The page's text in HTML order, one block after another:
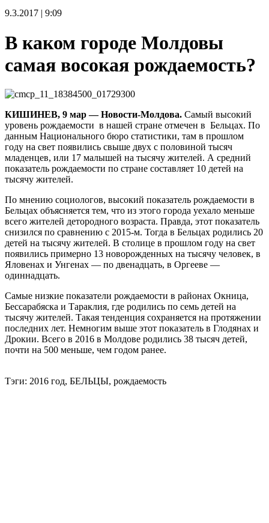
9.3.2017 | 9:09
В каком городе Молдовы
самая восокая рождаемость?
КИШИНЕВ, 9 мар — Новости-Молдова. Самый высокий
уровень рождаемости в нашей стране отмечен в Бельцах. По
данным Национального бюро статистики, там в прошлом
году на свет появились свыше двух с половиной тысяч
младенцев, или 17 малышей на тысячу жителей. А средний
показатель рождаемости по стране составляет 10 детей на
тысячу жителей.
По мнению социологов, высокий показатель рождаемости в
Бельцах объясняется тем, что из этого города уехало меньше
всего жителей детородного возраста. Правда, этот показатель
снизился по сравнению с 2015-м. Тогда в Бельцах родились 20
детей на тысячу жителей. В столице в прошлом году на свет
появились примерно 13 новорожденных на тысячу человек, в
Яловенах и Унгенах — по двенадцать, в Оргееве —
одиннадцать.
Самые низкие показатели рождаемости в районах Окница,
Бессарабяска и Тараклия, где родились по семь детей на
тысячу жителей. Такая тенденция сохраняется на протяжении
последних лет. Немногим выше этот показатель в Глодянах и
Дрокии. Всего в 2016 в Молдове родились 38 тысяч детей,
почти на 500 меньше, чем годом ранее.
Тэги: 2016 год, БЕЛЬЦЫ, рождаемость